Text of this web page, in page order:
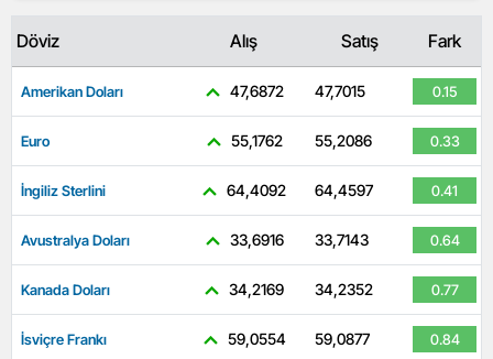
Döviz Alış Satış Fark
Amerikan Doları 47,6872 47,7015 0.15
Euro 55,1762 55,2086 0.33
İngiliz Sterlini 64,4092 64,4597 0.41
Avustralya Doları 33,6916 33,7143 0.64
Kanada Doları 34,2169 34,2352 0.77
İsviçre Frankı 59,0554 59,0877 0.84